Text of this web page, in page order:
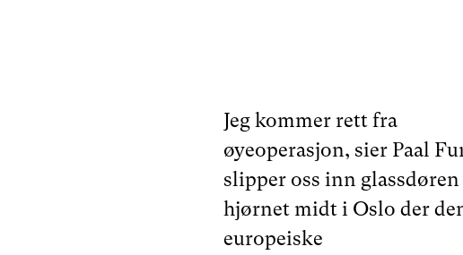
Jeg kommer rett fra
øyeoperasjon, sier Paal
slipper oss inn glassdøren
hjørnet midt i Oslo der
europeiske